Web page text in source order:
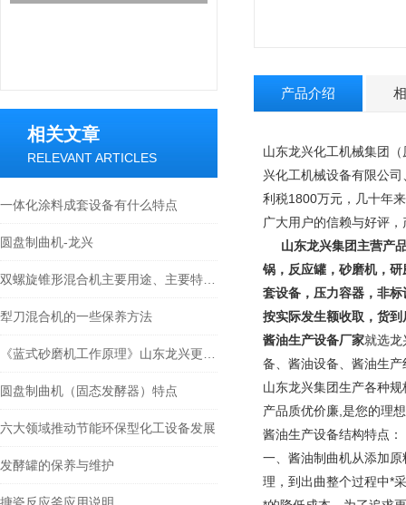
相关文章
RELEVANT ARTICLES
一体化涂料成套设备有什么特点
圆盘制曲机-龙兴
犁刀混合机的一些保养方法
圆盘制曲机（固态发酵器）特点
六大领域推动节能环保型化工设备发展
发酵罐的保养与维护
产品介绍
山东龙兴化工机械集团
兴化工机械设备有限公
利税1800万元，几十年
广大用户的信赖与好评
山东龙兴集团主营产
锅，反应罐，砂磨机，
套设备，压力容器，非标
按实际发生额收取，货
酱油生产设备厂家就选龙
备、酱油设备、酱油生产
山东龙兴集团生产各种
产品质优价廉,是您的理
酱油生产设备结构特点：
一、酱油制曲机从添加
理，到出曲整个过程中*